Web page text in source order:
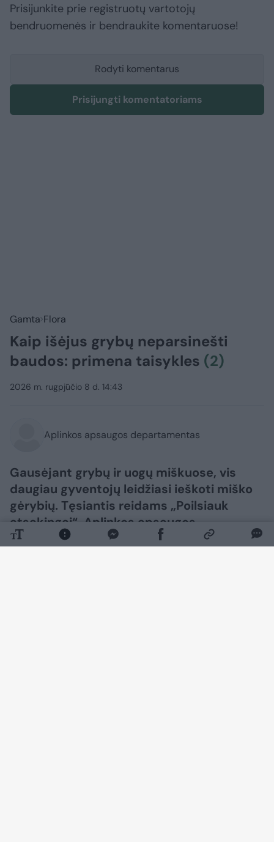
Prisijunkite prie registruotų vartotojų
bendruomenės ir bendraukite komentaruose!
Rodyti komentarus
Prisijungti komentatoriams
Gamta Flora
Kaip išėjus grybų neparsinešti
baudos: primena taisykles (2)
2026 m. rugpjūčio 8 d. 14:43
Aplinkos apsaugos departamentas
Gausėjant grybų ir uogų miškuose, vis
daugiau gyventojų leidžiasi ieškoti miško
gėrybių. Tęsiantis reidams „Poilsiauk
atsakingai“, Aplinkos apsaugos
departamentas pranešime žiniasklaidai